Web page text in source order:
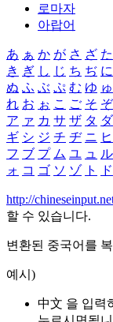
로마자
아랍어
あ ぁ か が さ ざ た
き ぎ し じ ち ぢ に
ぬ ふ ぶ ぷ む ゆ ゅ
れ お ぉ こ ご そ ぞ
ア ァ カ サ ザ タ ダ
ギ シ ジ チ ヂ ニ ヒ
フ ブ プ ム ユ ュ ル
ォ コ ゴ ソ ゾ ト ド
http://
할 수 있습니다.
변환된 중국어를
예시)
中文 을 입력